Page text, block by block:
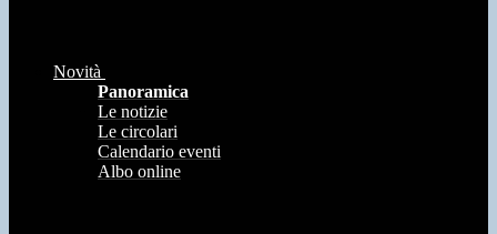
Novità
Panoramica
Le notizie
Le circolari
Calendario eventi
Albo online